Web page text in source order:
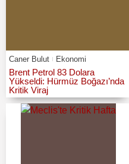
Caner Bulut Ekonomi
Brent Petrol 83 Dolara
Yükseldi: Hürmüz Boğazı’nda
Kritik Viraj